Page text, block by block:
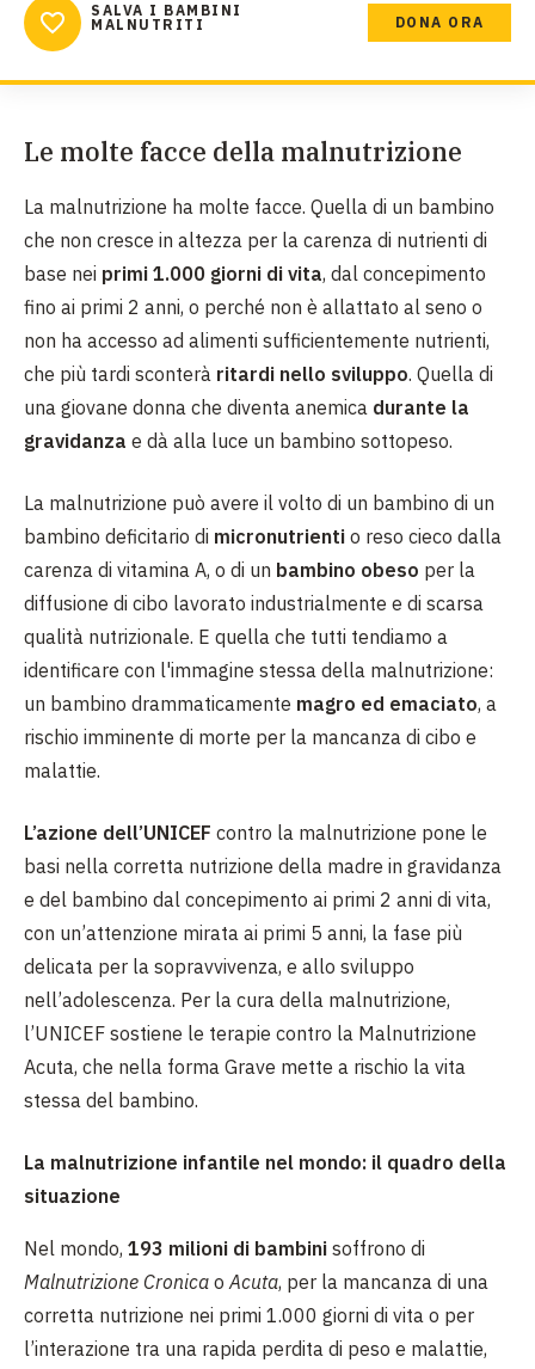
SALVA I BAMBINI
MALNUTRITI
DONA ORA
Le molte facce della malnutrizione
La malnutrizione ha molte facce. Quella di un bambino
che non cresce in altezza per la carenza di nutrienti di
base nei primi 1.000 giorni di vita, dal concepimento
fino ai primi 2 anni, o perché non è allattato al seno o
non ha accesso ad alimenti sufficientemente nutrienti,
che più tardi sconterà ritardi nello sviluppo. Quella di
una giovane donna che diventa anemica durante la
gravidanza e dà alla luce un bambino sottopeso.
La malnutrizione può avere il volto di un bambino di un
bambino deficitario di micronutrienti o reso cieco dalla
carenza di vitamina A, o di un bambino obeso per la
diffusione di cibo lavorato industrialmente e di scarsa
qualità nutrizionale. E quella che tutti tendiamo a
identificare con l'immagine stessa della malnutrizione:
un bambino drammaticamente magro ed emaciato, a
rischio imminente di morte per la mancanza di cibo e
malattie.
L’azione dell’UNICEF contro la malnutrizione pone le
basi nella corretta nutrizione della madre in gravidanza
e del bambino dal concepimento ai primi 2 anni di vita,
con un’attenzione mirata ai primi 5 anni, la fase più
delicata per la sopravvivenza, e allo sviluppo
nell’adolescenza. Per la cura della malnutrizione,
l’UNICEF sostiene le terapie contro la Malnutrizione
Acuta, che nella forma Grave mette a rischio la vita
stessa del bambino.
La malnutrizione infantile nel mondo: il quadro della
situazione
Nel mondo, 193 milioni di bambini soffrono di
Malnutrizione Cronica oAcuta, per la mancanza di una
corretta nutrizione nei primi 1.000 giorni di vita o per
l’interazione tra una rapida perdita di peso e malattie,